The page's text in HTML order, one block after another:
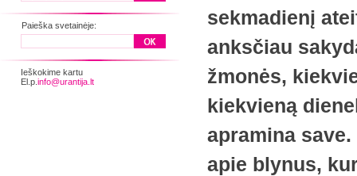
Paieška svetainėje:
Ieškokime kartu
El.p. info@urantija.lt
sekmadienį
anksčiau
žmonės,
kiekvieną
apramina
apie blynus,